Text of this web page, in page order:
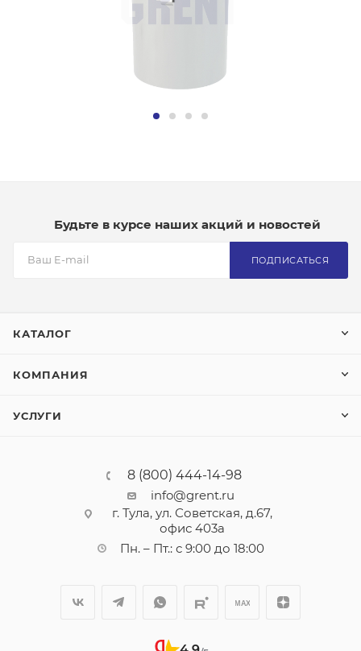
Будьте в курсе наших акций и новостей
ПОДПИСАТЬСЯ
КАТАЛОГ
КОМПАНИЯ
УСЛУГИ
8 (800) 444-14-98
info@grent.ru
г. Тула, ул. Советская, д.67,
офис 403а
Пн. – Пт.: с 9:00 до 18:00